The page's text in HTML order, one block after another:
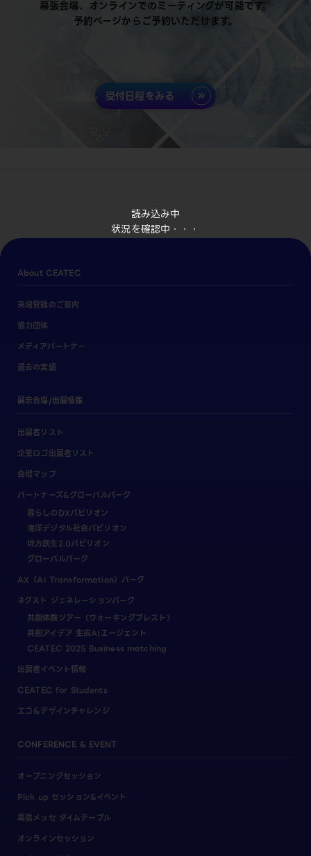
読み込み中
状況を確認中・・・
幕張会場、オンラインでのミーティングが可能です。
予約ページからご予約いただけます。
受付日程をみる
About CEATEC
来場登録のご案内
協力団体
メディアパートナー
過去の実績
展示会場/出展情報
出展者リスト
企業ロゴ出展者リスト
会場マップ
パートナーズ&グローバルパーク
暮らしのDXパビリオン
海洋デジタル社会パビリオン
地方創生2.0パビリオン
グローバルパーク
AX（AI Transformation）パーク
ネクスト ジェネレーションパーク
共創体験ツアー（ウォーキングブレスト）
共創アイデア 生成AIエージェント
CEATEC 2025 Business matching
出展者イベント情報
CEATEC for Students
エコ＆デザインチャレンジ
CONFERENCE & EVENT
オープニングセッション
Pick up セッション&イベント
幕張メッセ タイムテーブル
オンラインセッション